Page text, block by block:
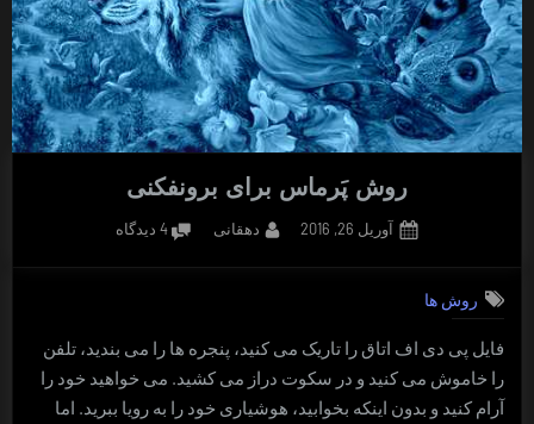
روش پَرماس برای برونفکنی
Posted
آوریل 26, 2016 By
دهقانی 4 دیدگاه
برای
روش ها
فایل پی دی اف اتاق را تاریک می کنید، پنجره ها را می بندید، تلفن
را خاموش می کنید و در سکوت دراز می کشید. می خواهید خود را
آرام کنید و بدون اینکه بخوابید، هوشیاری خود را به رویا ببرید. اما